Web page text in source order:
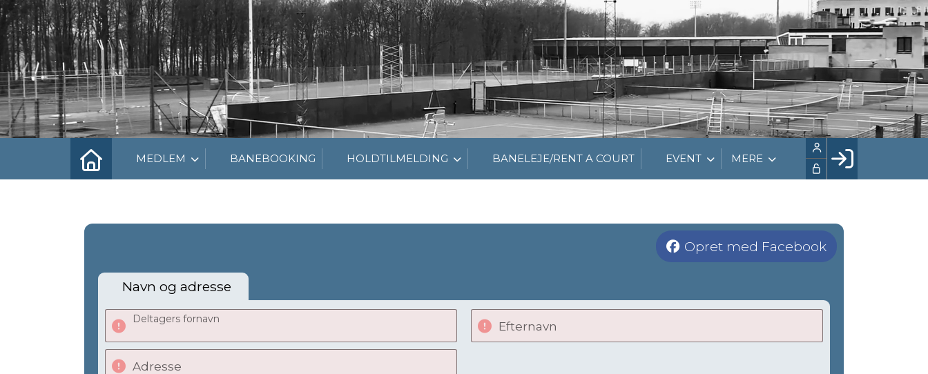
MEDLEM BANEBOOKING HOLDTILMELDING BANELEJE/RENT A COURT EVENT MERE
Opret med Facebook
Navn og adresse
Deltagers fornavn
Efternavn
Adresse